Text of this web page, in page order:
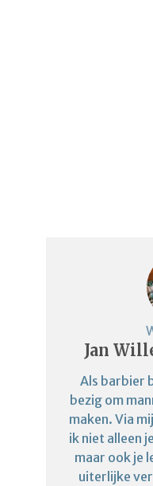
Jan
Als barbier
bezig om
maken. Via
ik niet alleen
maar ook je
uiterlijke